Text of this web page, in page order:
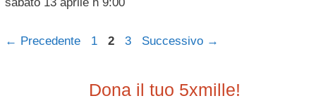
← Precedente Pagina
1 Pagina
2 Pagina
3 Successivo →
Dona il tuo 5xmille!